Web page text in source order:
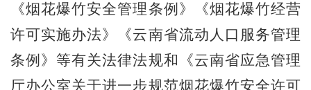
《烟花爆竹安全管理条例》《烟花爆竹经营
许可实施办法》《云南省流动人口服务管理
条例》等有关法律法规和
《云南省应急管理
厅办公室关于进一步规范烟花爆竹安全许可